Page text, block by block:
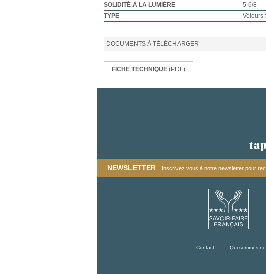
SOLIDITÉ À LA LUMIÈRE
5-6/8
TYPE
Velours
DOCUMENTS À TÉLÉCHARGER
FICHE TECHNIQUE (PDF)
NEWSLETTER Inscrivez vous à notre newsletter pour
Contact Qui sommes